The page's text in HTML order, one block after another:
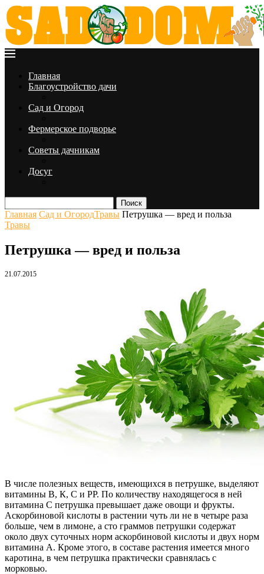
Главная
Благоустройство дачи
Сад и Огород
Фермерское подворье
Советы дачникам
Досуг
Поиск
Главная Сад и ОгородТравы Петрушка — вред и польза
Травы
Петрушка — вред и польза
21.07.2015
В числе полезных веществ, имеющихся в петрушке, выделяют
витамины В, К, С и РР. По количеству находящегося в ней
витамина С петрушка превышает даже овощи и фрукты.
Аскорбиновой кислоты в растении чуть ли не в четыре раза
больше, чем в лимоне, а сто граммов петрушки содержат
около двух суточных норм аскорбиновой кислоты и двух норм
витамина А. Кроме этого, в составе растения имеется много
каротина, в чем петрушка практически сравнялась с
морковью.